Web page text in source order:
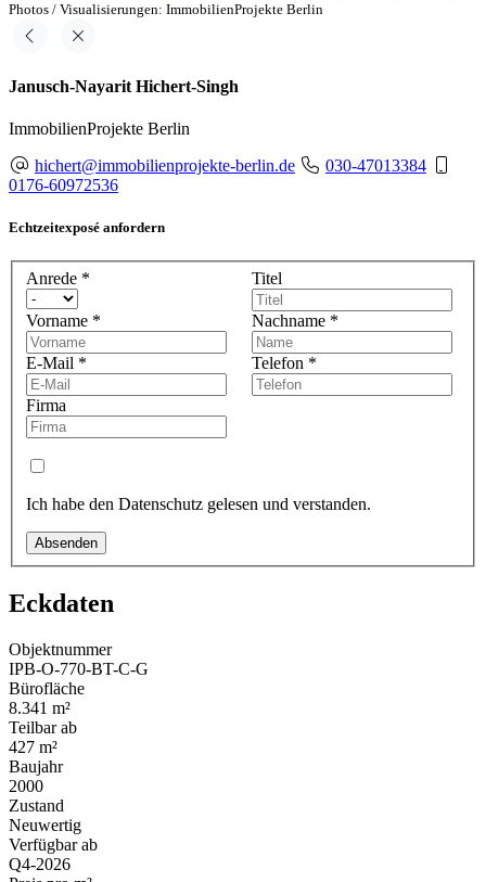
Photos / Visualisierungen: ImmobilienProjekte Berlin
Janusch-Nayarit Hichert-Singh
ImmobilienProjekte Berlin
hichert@immobilienprojekte-berlin.de
030-47013384
0176-60972536
Echtzeitexposé anfordern
Anrede * Titel
Vorname * Nachname *
E-Mail * Telefon *
Firma
Ich habe den Datenschutz gelesen und verstanden.
Absenden
Eckdaten
Objektnummer
IPB-O-770-BT-C-G
Bürofläche
8.341 m²
Teilbar ab
427 m²
Baujahr
2000
Zustand
Neuwertig
Verfügbar ab
Q4-2026